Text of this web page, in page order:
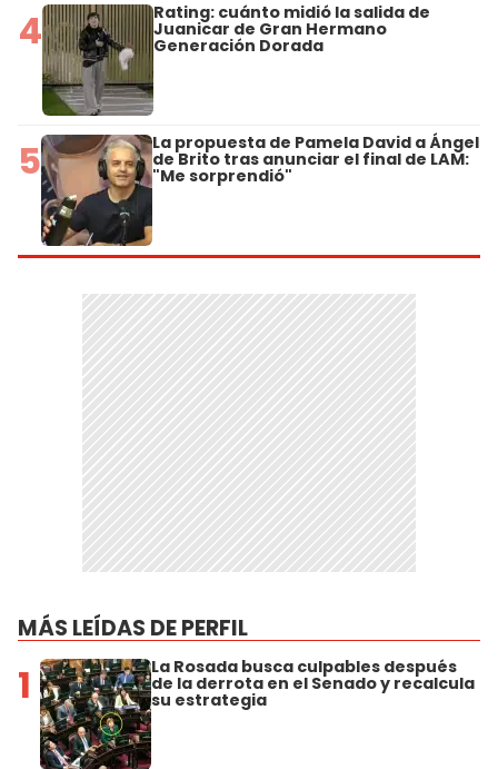
4 Rating: cuánto midió la salida de
Juanicar de Gran Hermano
Generación Dorada
5 La propuesta de Pamela David a Ángel
de Brito tras anunciar el final de LAM:
"Me sorprendió"
MÁS LEÍDAS DE PERFIL
1 La Rosada busca culpables después
de la derrota en el Senado y recalcula
su estrategia